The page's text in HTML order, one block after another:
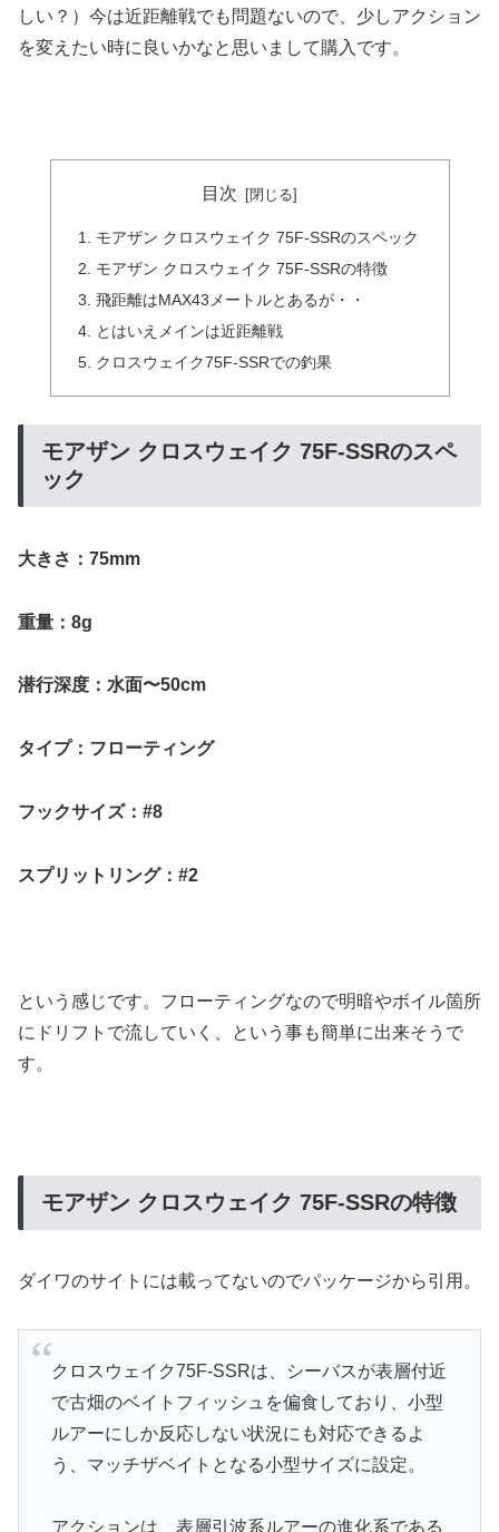
しい？）今は近距離戦でも問題ないので、少しアクション
を変えたい時に良いかなと思いまして購入です。
目次
モアザン クロスウェイク 75F-SSRのスペック
モアザン クロスウェイク 75F-SSRの特徴
飛距離はMAX43メートルとあるが・・
とはいえメインは近距離戦
クロスウェイク75F-SSRでの釣果
モアザン クロスウェイク 75F-SSRのスペ
ック
大きさ：75mm
重量：8g
潜行深度：水面〜50cm
タイプ：フローティング
フックサイズ：#8
スプリットリング：#2
という感じです。フローティングなので明暗やボイル箇所
にドリフトで流していく、という事も簡単に出来そうで
す。
モアザン クロスウェイク 75F-SSRの特徴
ダイワのサイトには載ってないのでパッケージから引用。
クロスウェイク75F-SSRは、シーバスが表層付近
で古畑のベイトフィッシュを偏食しており、小型
ルアーにしか反応しない状況にも対応できるよ
う、マッチザベイトとなる小型サイズに設定。
アクションは、表層引波系ルアーの進化系である